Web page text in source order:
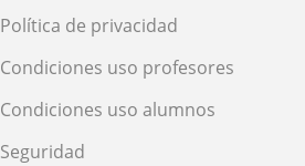
Política de privacidad
Condiciones uso profesores
Condiciones uso alumnos
Seguridad